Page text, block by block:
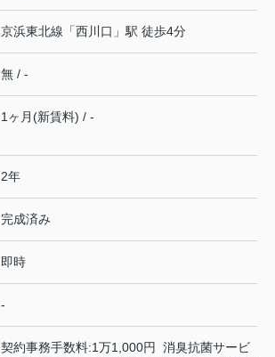
京浜東北線 「西川口 」駅 徒歩4分
無 / -
1ヶ月(新賃料) / -
2年
完成済み
即時
-
契約事務手数料:1万1,000円 消臭抗菌サービ